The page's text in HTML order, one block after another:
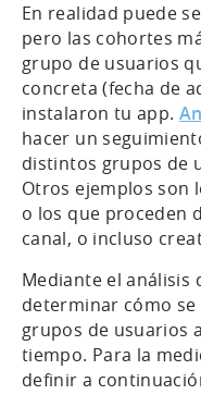
En realidad puede
pero las cohortes
grupo de usuarios
concreta (fecha de
instalaron tu app.
hacer un
distintos grupos de
Otros ejemplos son
o los que proceden
canal, o incluso
Mediante el análisis
determinar cómo
grupos de usuarios
tiempo. Para la
definir a